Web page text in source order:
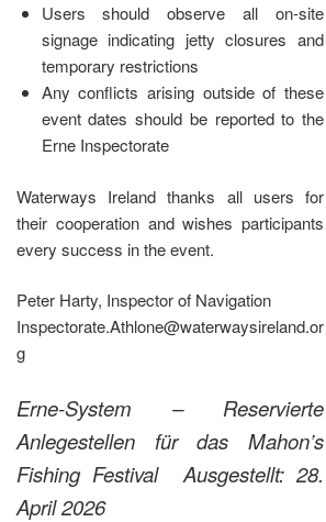
Users should observe all on-site
signage indicating jetty closures and
temporary restrictions
Any conflicts arising outside of these
event dates should be reported to the
Erne Inspectorate
Waterways Ireland thanks all users for
their cooperation and wishes participants
every success in the event.
Peter Harty, Inspector of Navigation
Inspectorate.Athlone@waterwaysireland.or
g
Erne-System – Reservierte
Anlegestellen für das Mahon’s
Fishing Festival Ausgestellt: 28.
April 2026